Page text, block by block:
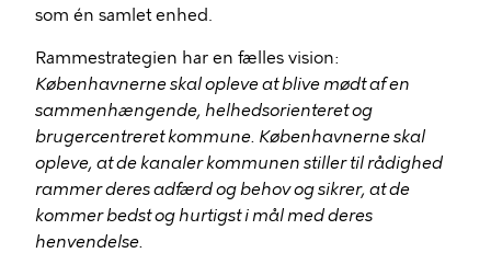
som én samlet enhed.
Rammestrategien har en fælles vision:
Københavnerne skal opleve at blive mødt af en
sammenhængende, helhedsorienteret og
brugercentreret kommune. Københavnerne skal
opleve, at de kanaler kommunen stiller til rådighed
rammer deres adfærd og behov og sikrer, at de
kommer bedst og hurtigst i mål med deres
henvendelse.